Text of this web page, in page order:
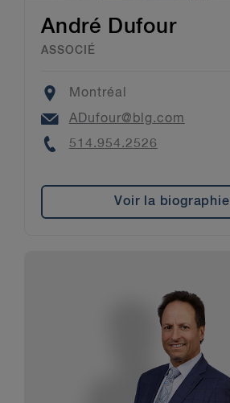
André Dufour
ASSOCIÉ
Location
Montréal
Email
ADufour@blg.com
Phone
514.954.2526
Voir la biographie